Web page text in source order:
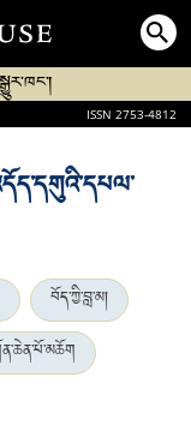
ISSN 2753-4812
བོད་ཀྱི་བླ་མ།